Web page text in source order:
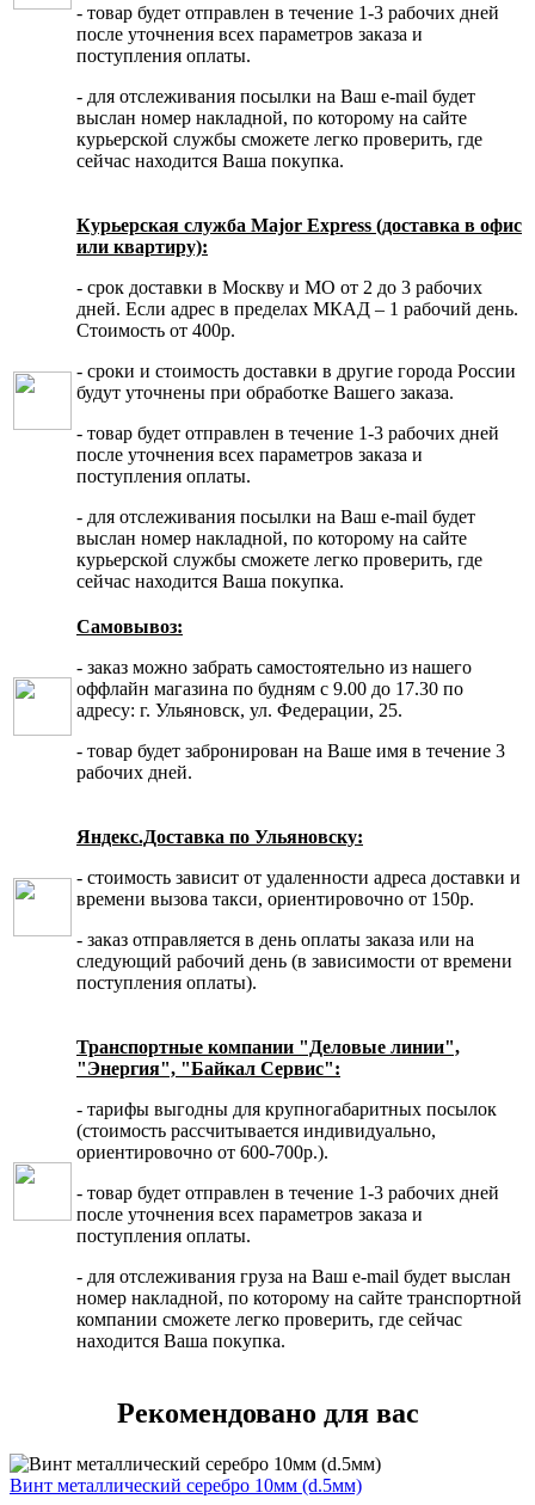
- товар будет отправлен в течение 1-3 рабочих дней
после уточнения всех параметров заказа и
поступления оплаты.
- для отслеживания посылки на Ваш e-mail будет
выслан номер накладной, по которому на сайте
курьерской службы сможете легко проверить, где
сейчас находится Ваша покупка.
Курьерская служба Major Express (доставка в офис
или квартиру):
- срок доставки в Москву и МО от 2 до 3 рабочих
дней. Если адрес в пределах МКАД – 1 рабочий день.
Стоимость от 400р.
- сроки и стоимость доставки в другие города России
будут уточнены при обработке Вашего заказа.
- товар будет отправлен в течение 1-3 рабочих дней
после уточнения всех параметров заказа и
поступления оплаты.
- для отслеживания посылки на Ваш e-mail будет
выслан номер накладной, по которому на сайте
курьерской службы сможете легко проверить, где
сейчас находится Ваша покупка.
Самовывоз:
- заказ можно забрать самостоятельно из нашего
оффлайн магазина по будням с 9.00 до 17.30 по
адресу: г. Ульяновск, ул. Федерации, 25.
- товар будет забронирован на Ваше имя в течение 3
рабочих дней.
Яндекс.Доставка по Ульяновску:
- стоимость зависит от удаленности адреса доставки и
времени вызова такси, ориентировочно от 150р.
- заказ отправляется в день оплаты заказа или на
следующий рабочий день (в зависимости от времени
поступления оплаты).
Транспортные компании "Деловые линии",
"Энергия", "Байкал Сервис":
- тарифы выгодны для крупногабаритных посылок
(стоимость рассчитывается индивидуально,
ориентировочно от 600-700р.).
- товар будет отправлен в течение 1-3 рабочих дней
после уточнения всех параметров заказа и
поступления оплаты.
- для отслеживания груза на Ваш e-mail будет выслан
номер накладной, по которому на сайте транспортной
компании сможете легко проверить, где сейчас
находится Ваша покупка.
Рекомендовано для вас
Винт металлический серебро 10мм (d.5мм)